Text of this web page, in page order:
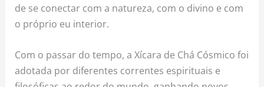
de se conectar com a natureza, com o divino e com
o próprio eu interior.
Com o passar do tempo, a Xícara de Chá Cósmico foi
adotada por diferentes correntes espirituais e